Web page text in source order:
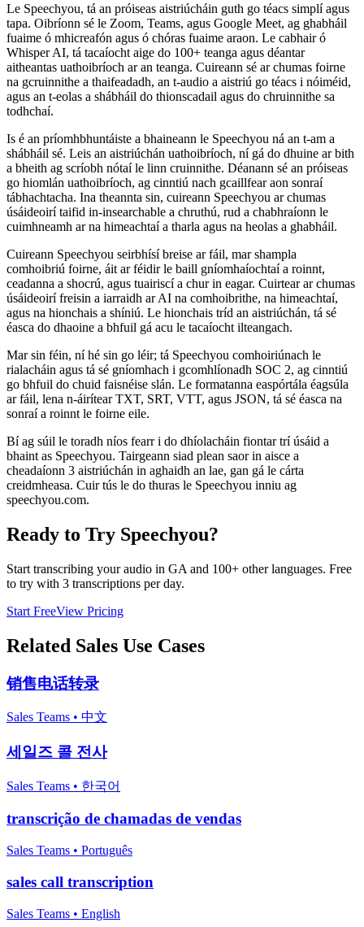
Le Speechyou, tá an próiseas aistriúcháin guth go téacs simplí agus
tapa. Oibríonn sé le Zoom, Teams, agus Google Meet, ag ghabháil
fuaime ó mhicreafón agus ó chóras fuaime araon. Le cabhair ó
Whisper AI, tá tacaíocht aige do 100+ teanga agus déantar
aitheantas uathoibríoch ar an teanga. Cuireann sé ar chumas foirne
na gcruinnithe a thaifeadadh, an t-audio a aistriú go téacs i nóiméid,
agus an t-eolas a shábháil do thionscadail agus do chruinnithe sa
todhchaí.
Is é an príomhbhuntáiste a bhaineann le Speechyou ná an t-am a
shábháil sé. Leis an aistriúchán uathoibríoch, ní gá do dhuine ar bith
a bheith ag scríobh nótaí le linn cruinnithe. Déanann sé an próiseas
go hiomlán uathoibríoch, ag cinntiú nach gcaillfear aon sonraí
tábhachtacha. Ina theannta sin, cuireann Speechyou ar chumas
úsáideoirí taifid in-insearchable a chruthú, rud a chabhraíonn le
cuimhneamh ar na himeachtaí a tharla agus na heolas a ghabháil.
Cuireann Speechyou seirbhísí breise ar fáil, mar shampla
comhoibriú foirne, áit ar féidir le baill gníomhaíochtaí a roinnt,
ceadanna a shocrú, agus tuairiscí a chur in eagar. Cuirtear ar chumas
úsáideoirí freisin a iarraidh ar AI na comhoibrithe, na himeachtaí,
agus na hionchais a shíniú. Le hionchais tríd an aistriúchán, tá sé
éasca do dhaoine a bhfuil gá acu le tacaíocht ilteangach.
Mar sin féin, ní hé sin go léir; tá Speechyou comhoiriúnach le
rialacháin agus tá sé gníomhach i gcomhlíonadh SOC 2, ag cinntiú
go bhfuil do chuid faisnéise slán. Le formatanna easpórtála éagsúla
ar fáil, lena n-áirítear TXT, SRT, VTT, agus JSON, tá sé éasca na
sonraí a roinnt le foirne eile.
Bí ag súil le toradh níos fearr i do dhíolacháin fiontar trí úsáid a
bhaint as Speechyou. Tairgeann siad plean saor in aisce a
cheadaíonn 3 aistriúchán in aghaidh an lae, gan gá le cárta
creidmheasa. Cuir tús le do thuras le Speechyou inniu ag
speechyou.com.
Ready to Try Speechyou?
Start transcribing your audio in GA and 100+ other languages. Free
to try with 3 transcriptions per day.
Start FreeView Pricing
Related Sales Use Cases
销售电话转录
Sales Teams • 中文
세일즈 콜 전사
Sales Teams • 한국어
transcrição de chamadas de vendas
Sales Teams • Português
sales call transcription
Sales Teams • English